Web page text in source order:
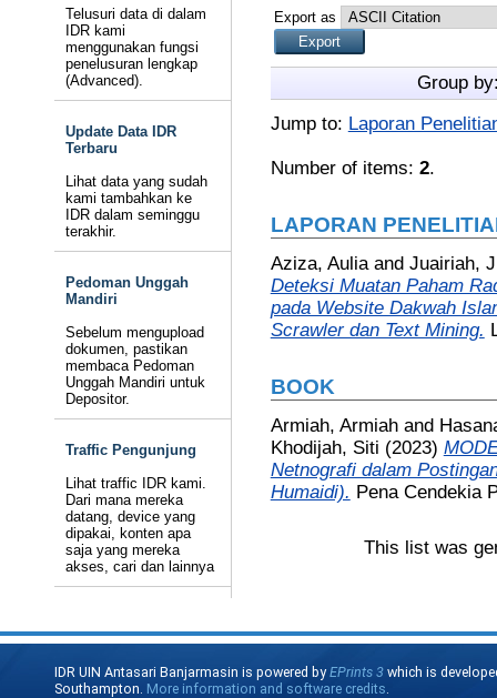
Telusuri data di dalam
IDR kami
menggunakan fungsi
penelusuran lengkap
(Advanced).
Update Data IDR
Terbaru
Lihat data yang sudah
kami tambahkan ke
IDR dalam seminggu
terakhir.
Pedoman Unggah
Mandiri
Sebelum mengupload
dokumen, pastikan
membaca Pedoman
Unggah Mandiri untuk
Depositor.
Traffic Pengunjung
Lihat traffic IDR kami.
Dari mana mereka
datang, device yang
dipakai, konten apa
saja yang mereka
akses, cari dan lainnya
Export as
Group
Jump to: Laporan
Number of items: 2.
LAPORAN
Aziza, Auliaand Juairiah,
Deteksi Muatan Paham
pada Website Dakwah
Scrawler dan Text Mining.
BOOK
Armiah, Armiahand
Khodijah, Siti (2023)
Netnografi dalam
Humaidi). Pena Cendekia
This list was
IDR UIN Antasari Banjarmasin is powered byEPrints 3 which is
Southampton. More information and software credits.